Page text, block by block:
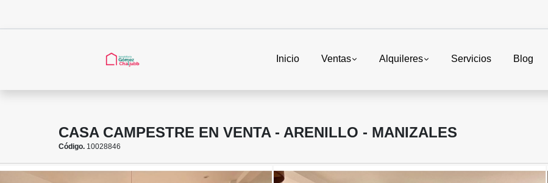
Inicio Ventas Alquileres Servicios Blog
CASA CAMPESTRE EN VENTA - ARENILLO - MANIZALES
Código. 10028846